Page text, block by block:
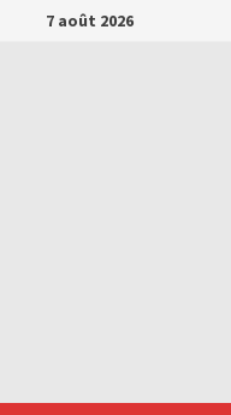
Passer7 août 2026